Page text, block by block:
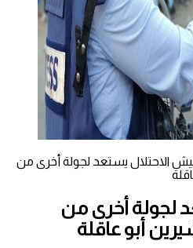
الاحتلال يستعد لجولة أخرى من
لجولة أخرى من
أبو عاقلة